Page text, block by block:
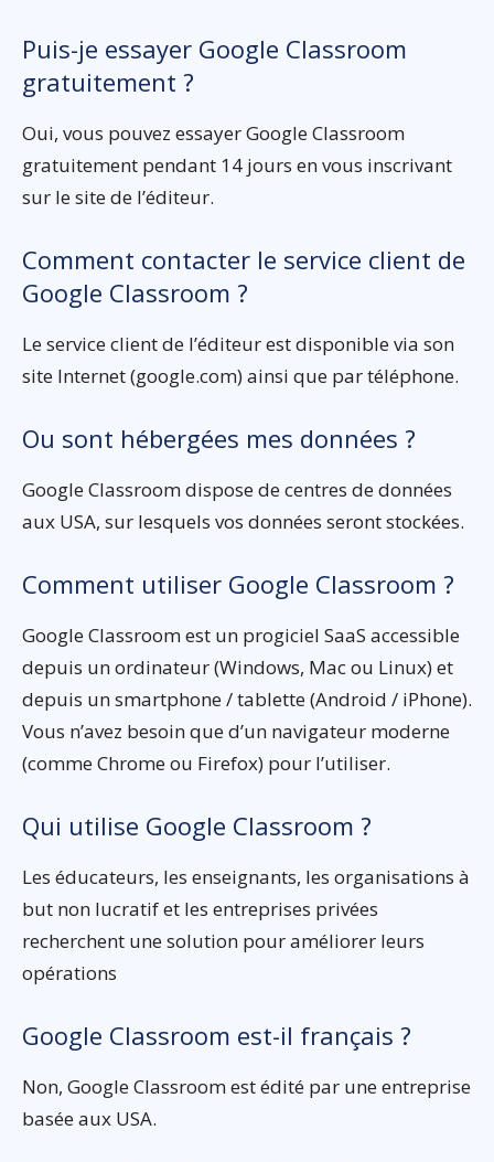
Puis-je essayer Google Classroom
gratuitement ?
Oui, vous pouvez essayer Google Classroom
gratuitement pendant 14 jours en vous inscrivant
sur le site de l’éditeur.
Comment contacter le service client de
Google Classroom ?
Le service client de l’éditeur est disponible via son
site Internet (google.com) ainsi que par téléphone.
Ou sont hébergées mes données ?
Google Classroom dispose de centres de données
aux USA, sur lesquels vos données seront stockées.
Comment utiliser Google Classroom ?
Google Classroom est un progiciel SaaS accessible
depuis un ordinateur (Windows, Mac ou Linux) et
depuis un smartphone / tablette (Android / iPhone).
Vous n’avez besoin que d’un navigateur moderne
(comme Chrome ou Firefox) pour l’utiliser.
Qui utilise Google Classroom ?
Les éducateurs, les enseignants, les organisations à
but non lucratif et les entreprises privées
recherchent une solution pour améliorer leurs
opérations
Google Classroom est-il français ?
Non, Google Classroom est édité par une entreprise
basée aux USA.